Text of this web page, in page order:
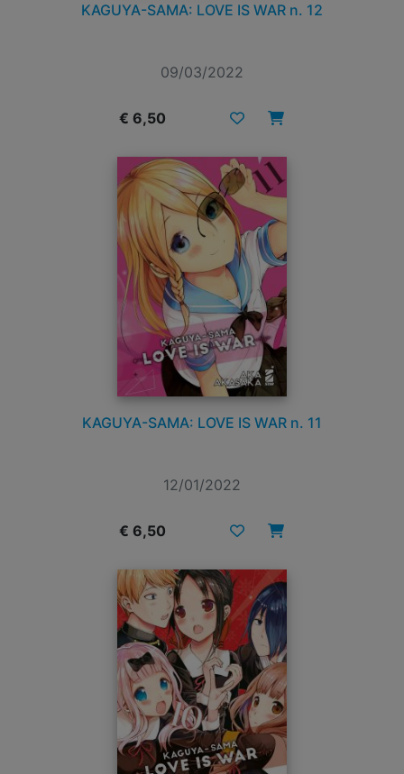
KAGUYA-SAMA: LOVE IS WAR n. 12
09/03/2022
€ 6,50
KAGUYA-SAMA: LOVE IS WAR n. 11
12/01/2022
€ 6,50